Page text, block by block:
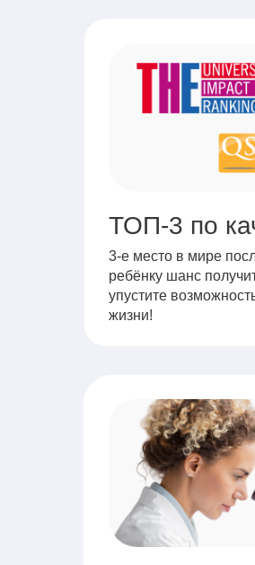
ТОП-3 по
3-е место в мире
ребёнку шанс
упустите
жизни!